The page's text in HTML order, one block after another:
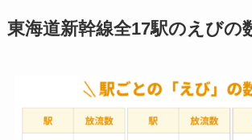
東海道新幹線全17駅のえびの